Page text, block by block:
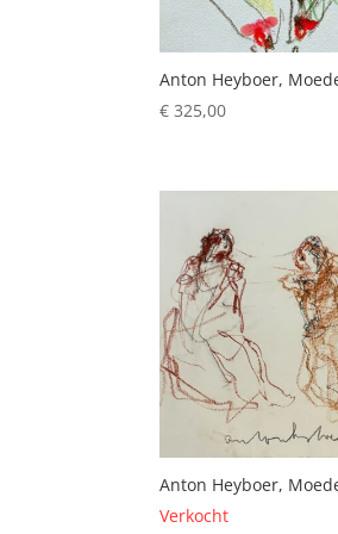
Anton Heyboer,
€ 325,00
Anton Heyboer,
Verkocht